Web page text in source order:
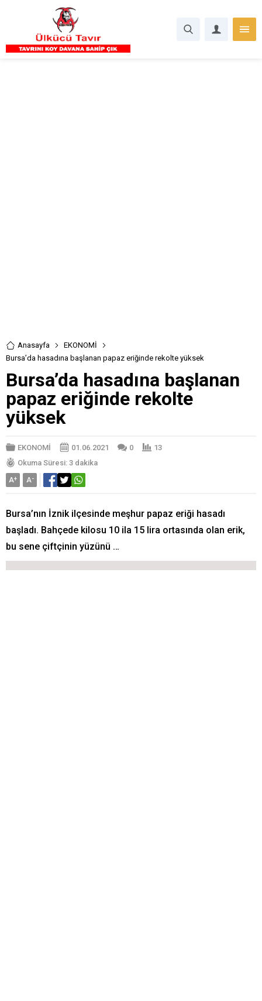
Anasayfa
EKONOMİ
Bursa’da hasadına başlanan papaz eriğinde rekolte yüksek
Bursa’da hasadına başlanan
papaz eriğinde rekolte
yüksek
EKONOMİ 01.06.2021 0
13
Okuma Süresi: 3 dakika
A+ A-
Bursa’nın İznik ilçesinde meşhur papaz eriği hasadı
başladı. Bahçede kilosu 10 ila 15 lira ortasında olan erik,
bu sene çiftçinin yüzünü …